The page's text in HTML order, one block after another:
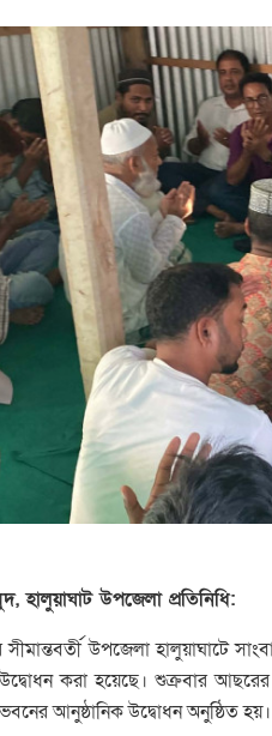
হালুয়াঘাট উপজেলা প্রতিনিধি:
উপজেলা হালুয়াঘাটে
করা হয়েছে। শুক্রবার আছরের
ভবনের আনুষ্ঠানিক উদ্বোধন অনুষ্ঠিত হয়।